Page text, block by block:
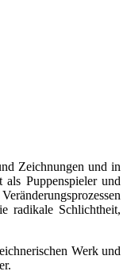
Zeichnungen und in
Puppenspieler und
radikale Schlichtheit,
Werk und